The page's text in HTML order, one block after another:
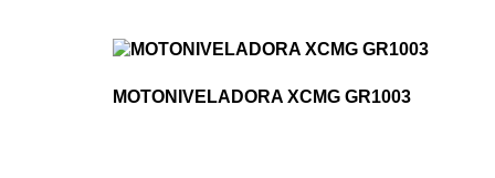
MOTONIVELADORA XCMG GR1003